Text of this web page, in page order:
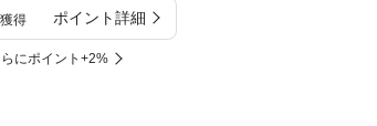
獲得 ポイント詳細
にポイント+2%